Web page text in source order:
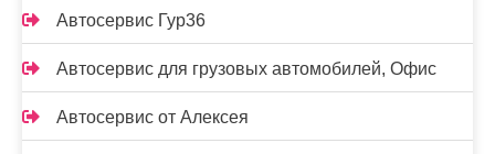
Автосервис Гур36
Автосервис для грузовых автомобилей, Офис
Автосервис от Алексея